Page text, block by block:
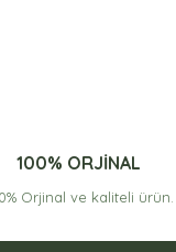
100% ORJİNAL
Orjinal ve kaliteli ürün.